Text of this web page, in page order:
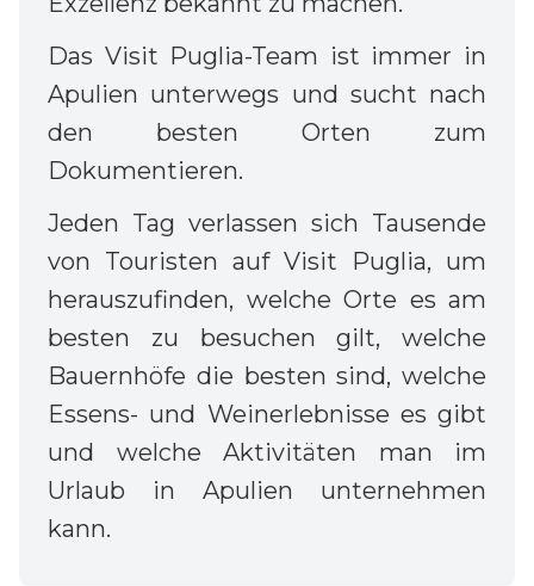
Das Visit Puglia-Team ist immer in
Apulien unterwegs und sucht nach
den besten Orten zum
Dokumentieren.
Jeden Tag verlassen sich Tausende
von Touristen auf Visit Puglia, um
herauszufinden, welche Orte es am
besten zu besuchen gilt, welche
Bauernhöfe die besten sind, welche
Essens- und Weinerlebnisse es gibt
und welche Aktivitäten man im
Urlaub in Apulien unternehmen
kann.